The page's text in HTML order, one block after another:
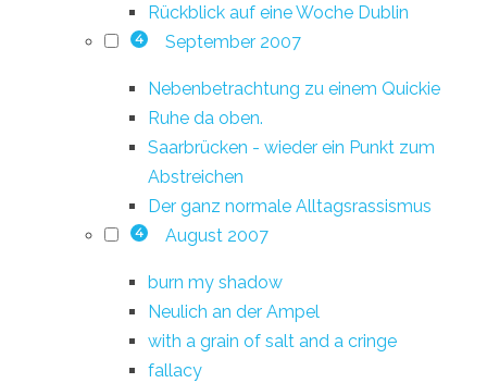
Rückblick auf eine Woche Dublin
4 September 2007
Nebenbetrachtung zu einem Quickie
Ruhe da oben.
Saarbrücken - wieder ein Punkt zum
Abstreichen
Der ganz normale Alltagsrassismus
4 August 2007
burn my shadow
Neulich an der Ampel
with a grain of salt and a cringe
fallacy